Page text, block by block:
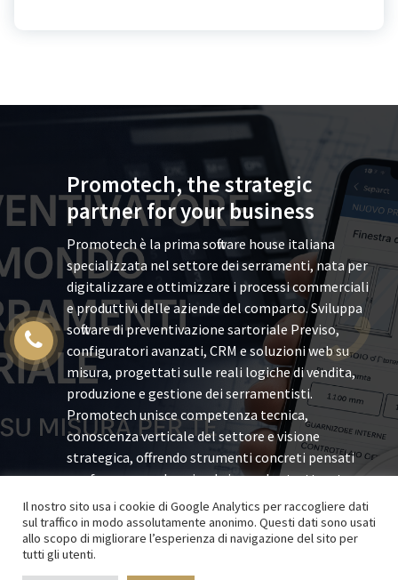
Promotech, the strategic
partner for your business
Promotech è la prima software house italiana
specializzata nel settore dei serramenti, nata per
digitalizzare e ottimizzare i processi commerciali
e produttivi delle aziende del comparto. Sviluppa
software di preventivazione sartoriale Previso,
configuratori avanzati, CRM e soluzioni web su
misura, progettati sulle reali logiche di vendita,
produzione e gestione dei serramentisti.
Promotech unisce competenza tecnica,
conoscenza verticale del settore e visione
strategica, offrendo strumenti concreti pensati
per far crescere le aziende in modo strutturato e
sostenibile.
Il nostro sito usa i cookie di Google Analytics per raccogliere dati
sul traffico in modo assolutamente anonimo. Questi dati sono usati
allo scopo di migliorare l’esperienza di navigazione del sito per
tutti gli utenti.